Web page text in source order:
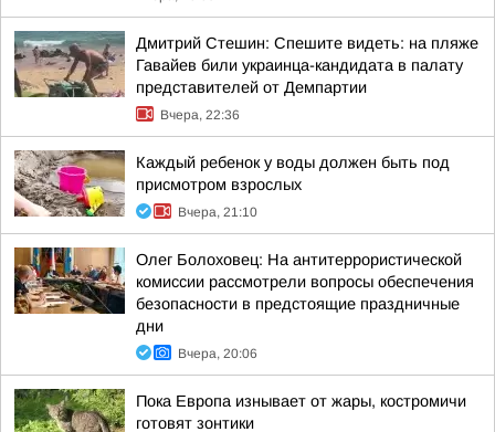
Дмитрий Стешин: Спешите видеть: на пляже
Гавайев били украинца-кандидата в палату
представителей от Демпартии
Вчера, 22:36
Каждый ребенок у воды должен быть под
присмотром взрослых
Вчера, 21:10
Олег Болоховец: На антитеррористической
комиссии рассмотрели вопросы обеспечения
безопасности в предстоящие праздничные
дни
Вчера, 20:06
Пока Европа изнывает от жары, костромичи
готовят зонтики